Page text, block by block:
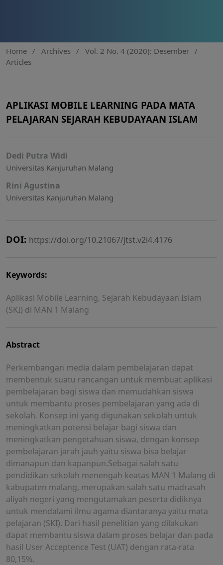
Home / Archives / Vol. 2 No. 4 (2020): Desember
/
Articles
APLIKASI MOBILE LEARNING PADA MATA
PELAJARAN SEJARAH KEBUDAYAAN ISLAM
Dedi Putra Widi
Universitas Kanjuruhan Malang
Rini Agustina
Universitas Kanjuruhan Malang
DOI: https://doi.org/10.21067/jtst.v2i4.4176
Keywords:
Aplikasi Mobile Learning, Sejarah Kebudayaan Islam
(SKI) di MAN 1 Malang
Abstract
Perkembangan media dalam pembelajaran dapat
membentuk suatu rancangan untuk membuat aplikasi
pembelajaran bagi siswa dan memudahkan siswa
untuk membantu proses pembelajaran yang ada di
sekolah. Konsep ini yang digunakan sekolah untuk
meningkatkan potensi belajar bagi siswa dan
meningkatkan pengetahuan siswa, dengan konsep
pembelajaran jarah jauh yaitu siswa bisa belajar
dimanapun dan kapanpun.Sebagai salah satu
pendidikan sekolah menengah keatas MAN 1 Malang di
kabupaten malang, merupakan salah satu madrasah
aliyah negeri yang mengutamakan peserta didiknya
untuk mendalami ilmu agama diantaranya yaitu mata
pelajaran (SKI). Dari hasil penelitian yang dilakukan
dapat membantu siswa dalam proses belajar dan pada
hasil User Acceptence Test (UAT) dengan rata-rata
80,15%.